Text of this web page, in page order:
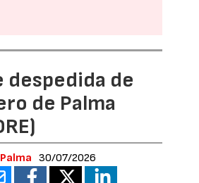
despedida de
de Palma
30/07/2026